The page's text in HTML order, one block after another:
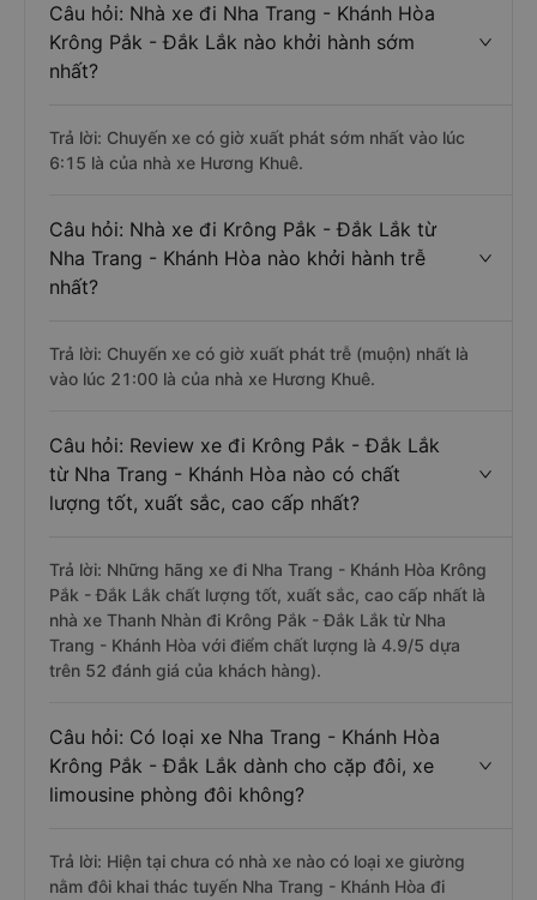
Câu hỏi: Nhà xe đi Nha Trang - Khánh Hòa
Krông Pắk - Đắk Lắk nào khởi hành sớm
nhất?
Trả lời: Chuyến xe có giờ xuất phát sớm nhất vào lúc
6:15 là của nhà xe Hương Khuê.
Câu hỏi: Nhà xe đi Krông Pắk - Đắk Lắk từ
Nha Trang - Khánh Hòa nào khởi hành trễ
nhất?
Trả lời: Chuyến xe có giờ xuất phát trễ (muộn) nhất là
vào lúc 21:00 là của nhà xe Hương Khuê.
Câu hỏi: Review xe đi Krông Pắk - Đắk Lắk
từ Nha Trang - Khánh Hòa nào có chất
lượng tốt, xuất sắc, cao cấp nhất?
Trả lời: Những hãng xe đi Nha Trang - Khánh Hòa Krông
Pắk - Đắk Lắk chất lượng tốt, xuất sắc, cao cấp nhất là
nhà xe Thanh Nhàn đi Krông Pắk - Đắk Lắk từ Nha
Trang - Khánh Hòa với điểm chất lượng là 4.9/5 dựa
trên 52 đánh giá của khách hàng).
Câu hỏi: Có loại xe Nha Trang - Khánh Hòa
Krông Pắk - Đắk Lắk dành cho cặp đôi, xe
limousine phòng đôi không?
Trả lời: Hiện tại chưa có nhà xe nào có loại xe giường
nằm đôi khai thác tuyến Nha Trang - Khánh Hòa đi